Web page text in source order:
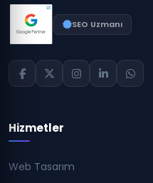
SEO Uzmanı
Hizmetler
Web Tasarım